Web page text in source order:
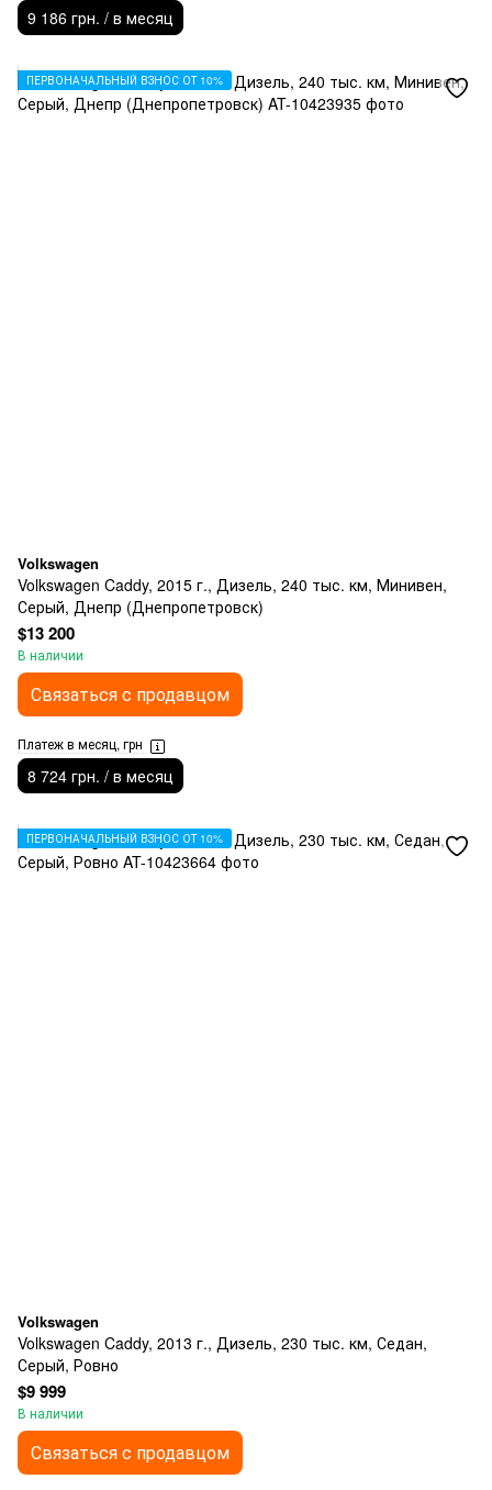
9 186 грн. / в месяц
ПЕРВОНАЧАЛЬНЫЙ ВЗНОС ОТ 10%
Volkswagen
Volkswagen Caddy, 2015 г., Дизель, 240 тыс. км, Минивен,
Серый, Днепр (Днепропетровск)
$13 200
В наличии
Связаться с продавцом
Платеж в месяц, грн
8 724 грн. / в месяц
ПЕРВОНАЧАЛЬНЫЙ ВЗНОС ОТ 10%
Volkswagen
Volkswagen Caddy, 2013 г., Дизель, 230 тыс. км, Седан,
Серый, Ровно
$9 999
В наличии
Связаться с продавцом